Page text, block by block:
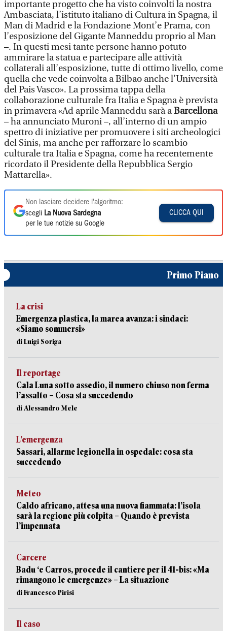
importante progetto che ha visto coinvolti la nostra
Ambasciata, l’istituto italiano di Cultura in Spagna, il
Man di Madrid e la Fondazione Mont’e Prama, con
l’esposizione del Gigante Manneddu proprio al Man
–. In questi mesi tante persone hanno potuto
ammirare la statua e partecipare alle attività
collaterali all’esposizione, tutte di ottimo livello, come
quella che vede coinvolta a Bilbao anche l’Università
del Pais Vasco». La prossima tappa della
collaborazione culturale fra Italia e Spagna è prevista
in primavera «Ad aprile Manneddu sarà aBarcellona
– ha annunciato Muroni –, all’interno di un ampio
spettro di iniziative per promuovere i siti archeologici
del Sinis, ma anche per rafforzare lo scambio
culturale tra Italia e Spagna, come ha recentemente
ricordato il Presidente della Repubblica Sergio
Mattarella».
Non lasciare decidere l'algoritmo:
scegli La Nuova Sardegna
per le tue notizie su Google
CLICCA QUI
Primo Piano
La crisi
Emergenza plastica, la marea avanza: i sindaci:
«Siamo sommersi»
di Luigi Soriga
Il reportage
Cala Luna sotto assedio, il numero chiuso non ferma
l’assalto – Cosa sta succedendo
di Alessandro Mele
L’emergenza
Sassari, allarme legionella in ospedale: cosa sta
succedendo
Meteo
Caldo africano, attesa una nuova fiammata: l’isola
sarà la regione più colpita – Quando è prevista
l’impennata
Carcere
Badu ‘e Carros, procede il cantiere per il 41-bis: «Ma
rimangono le emergenze» – La situazione
di Francesco Pirisi
Il caso